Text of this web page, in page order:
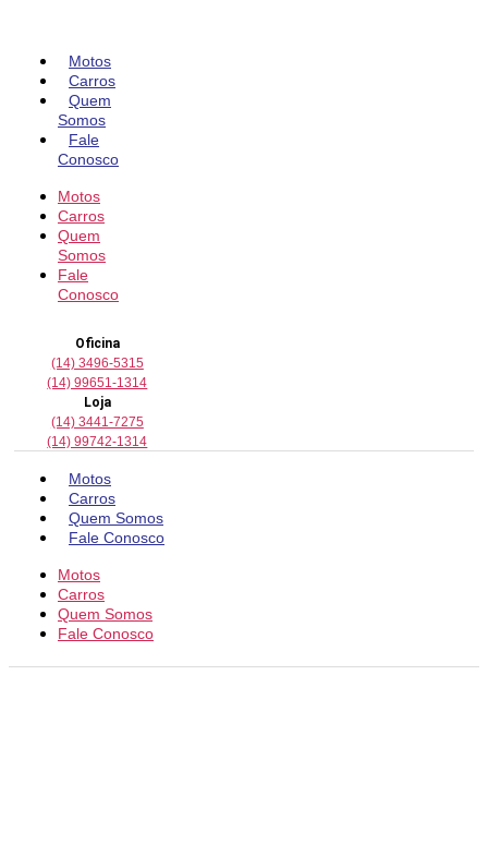
conteúdo
Motos
Carros
Quem
Somos
Fale
Conosco
Motos
Carros
Quem
Somos
Fale
Conosco
Oficina
(14) 3496-5315
(14) 99651-1314
Loja
(14) 3441-7275
(14) 99742-1314
Motos
Carros
Quem Somos
Fale Conosco
Motos
Carros
Quem Somos
Fale Conosco